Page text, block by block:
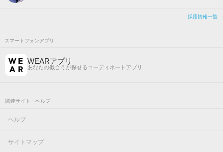
採用情報一覧
スマートフォンアプリ
WEARアプリ
あなたの似合うが探せるコーディネートアプリ
関連サイト・ヘルプ
ヘルプ
サイトマップ